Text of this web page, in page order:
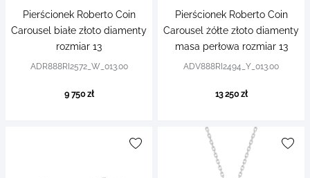
Pierścionek Roberto Coin
Carousel białe złoto diamenty
rozmiar 13
ADR888RI2572_W_013.00
9 750 zł
Pierścionek Roberto Coin
Carousel żółte złoto diamenty
masa perłowa rozmiar 13
ADV888RI2494_Y_013.00
13 250 zł